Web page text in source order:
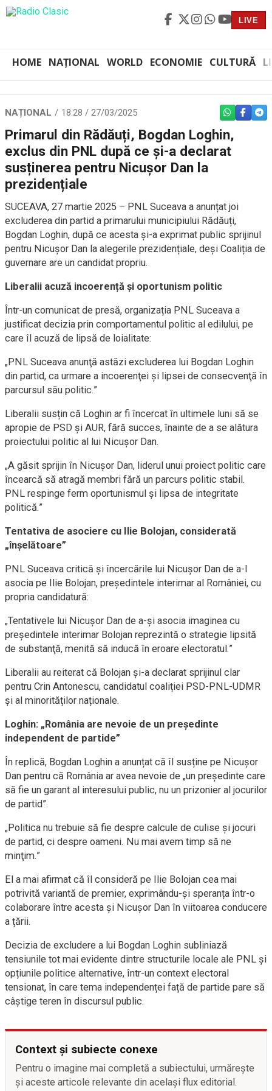
LIVE
HOME NAȚIONAL WORLD ECONOMIE CULTURĂ
NAȚIONAL 18:28 / 27/03/2025 WHATSAPP
Primarul din Rădăuți, Bogdan Loghin,
exclus din PNL după ce și-a declarat
susținerea pentru Nicușor Dan la
prezidențiale
SUCEAVA, 27 martie 2025 – PNL Suceava a anunțat joi
excluderea din partid a primarului municipiului Rădăuți,
Bogdan Loghin, după ce acesta și-a exprimat public sprijinul
pentru Nicuşor Dan la alegerile prezidențiale, deși Coaliția de
guvernare are un candidat propriu.
Liberalii acuză incoerență și oportunism politic
Într-un comunicat de presă, organizația PNL Suceava a
justificat decizia prin comportamentul politic al edilului, pe
care îl acuză de lipsă de loialitate:
„PNL Suceava anunţă astăzi excluderea lui Bogdan Loghin
din partid, ca urmare a incoerenţei şi lipsei de consecvenţă în
parcursul său politic.”
Liberalii susțin că Loghin ar fi încercat în ultimele luni să se
apropie de PSD și AUR, fără succes, înainte de a se alătura
proiectului politic al lui Nicușor Dan.
„A găsit sprijin în Nicuşor Dan, liderul unui proiect politic care
încearcă să atragă membri fără un parcurs politic stabil.
PNL respinge ferm oportunismul şi lipsa de integritate
politică.”
Tentativa de asociere cu Ilie Bolojan, considerată
„înșelătoare”
PNL Suceava critică și încercările lui Nicușor Dan de a-l
asocia pe Ilie Bolojan, președintele interimar al României, cu
propria candidatură:
„Tentativele lui Nicuşor Dan de a-şi asocia imaginea cu
preşedintele interimar Bolojan reprezintă o strategie lipsită
de substanţă, menită să inducă în eroare electoratul.”
Liberalii au reiterat că Bolojan și-a declarat sprijinul clar
pentru Crin Antonescu, candidatul coaliției PSD-PNL-UDMR
și al minorităților naționale.
Loghin: „România are nevoie de un președinte
independent de partide”
În replică, Bogdan Loghin a anunțat că îl susține pe Nicușor
Dan pentru că România ar avea nevoie de „un președinte care
să fie un garant al interesului public, nu un prizonier al jocurilor
de partid”.
„Politica nu trebuie să fie despre calcule de culise şi jocuri
de partid, ci despre oameni. Nu mai avem timp să ne
minţim.”
El a mai afirmat că îl consideră pe Ilie Bolojan cea mai
potrivită variantă de premier, exprimându-și speranța într-o
colaborare între acesta și Nicușor Dan în viitoarea conducere
a țării.
Decizia de excludere a lui Bogdan Loghin subliniază
tensiunile tot mai evidente dintre structurile locale ale PNL și
opțiunile politice alternative, într-un context electoral
tensionat, în care tema independenței față de partide pare să
câștige teren în discursul public.
Context și subiecte conexe
Pentru o imagine mai completă a subiectului, urmărește
și aceste articole relevante din același flux editorial.